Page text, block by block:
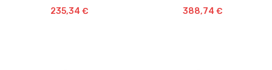
235,34 € 388,74 €